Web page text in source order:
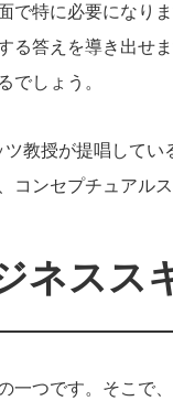
特に必要になり
る答えを導き出せ
でしょう。
授が提唱してい
コンセプチュアル
ネスス
一つです。そこで